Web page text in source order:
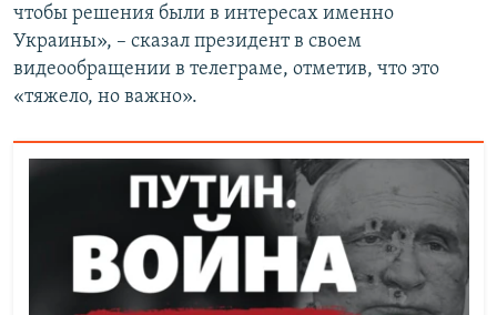
чтобы решения были в интересах именно
Украины», – сказал президент в своем
видеообращении в телеграме, отметив, что это
«тяжело, но важно».